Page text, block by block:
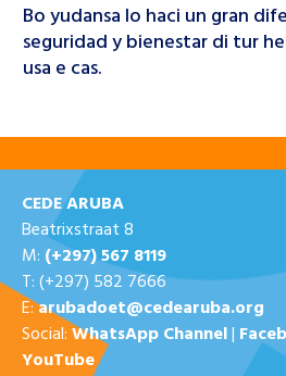
Bo yudansa lo haci un gran
seguridad y bienestar di tur
usa e cas.
CEDE ARUBA
Beatrixstraat 8
M: (+297) 567 8119
T: (+297) 582 7666
E:arubadoet@cedearuba.org
Social:WhatsApp Channel|
YouTube